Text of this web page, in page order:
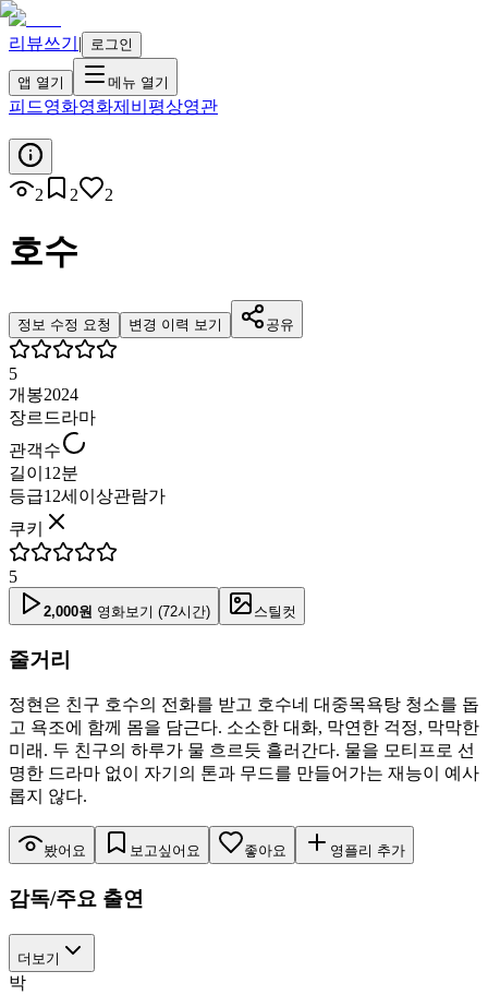
리뷰쓰기 | 로그인
앱 열기 메뉴 열기
피드영화영화제 비평상영관
2 2 2
호수
정보 수정 요청 변경 이력 보기 공유
5
개봉2024
장르 드라마
관객수
길이 12분
등급12세이상관람가
쿠키
5
2,000원 영화보기 (72시간) 스틸컷
줄거리
정현은 친구 호수의 전화를 받고 호수네 대중목욕탕 청소를 돕
고 욕조에 함께 몸을 담근다. 소소한 대화, 막연한 걱정, 막막한
미래. 두 친구의 하루가 물 흐르듯 흘러간다. 물을 모티프로 선
명한 드라마 없이 자기의 톤과 무드를 만들어가는 재능이 예사
롭지 않다.
봤어요 보고싶어요 좋아요 영플리 추가
감독/주요 출연
더보기
박